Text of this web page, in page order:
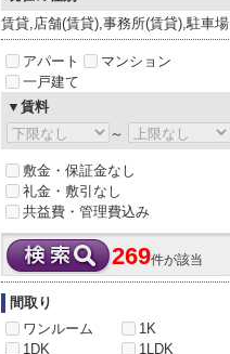
賃貸,店舗(賃貸),事務所(賃貸),駐車場
アパート
マンション
一戸建て
▼賃料
～
敷金・保証金なし
礼金・敷引なし
共益費・管理費込み
269件が該当
間取り
ワンルーム
1K
1DK
1LDK